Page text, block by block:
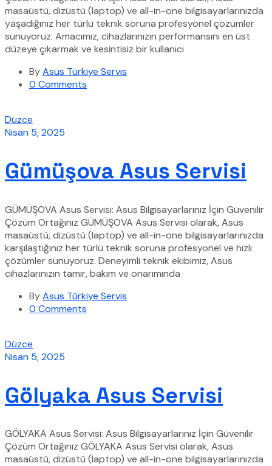
masaüstü, dizüstü (laptop) ve all-in-one bilgisayarlarınızda
yaşadığınız her türlü teknik soruna profesyonel çözümler
sunuyoruz. Amacımız, cihazlarınızın performansını en üst
düzeye çıkarmak ve kesintisiz bir kullanıcı
ByAsus Türkiye Servis
0 Comments
Düzce
Nisan 5, 2025
Gümüşova Asus Servisi
GÜMÜŞOVA Asus Servisi: Asus Bilgisayarlarınız İçin Güvenilir
Çözüm Ortağınız GÜMÜŞOVA Asus Servisi olarak, Asus
masaüstü, dizüstü (laptop) ve all-in-one bilgisayarlarınızda
karşılaştığınız her türlü teknik soruna profesyonel ve hızlı
çözümler sunuyoruz. Deneyimli teknik ekibimiz, Asus
cihazlarınızın tamir, bakım ve onarımında
ByAsus Türkiye Servis
0 Comments
Düzce
Nisan 5, 2025
Gölyaka Asus Servisi
GÖLYAKA Asus Servisi: Asus Bilgisayarlarınız İçin Güvenilir
Çözüm Ortağınız GÖLYAKA Asus Servisi olarak, Asus
masaüstü, dizüstü (laptop) ve all-in-one bilgisayarlarınızda